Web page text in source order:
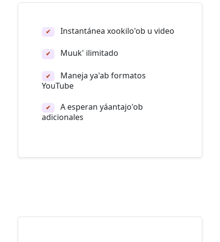
✔ Instantánea xookilo'ob u video
✔ Muuk' ilimitado
✔
Maneja ya'ab formatos
YouTube
✔
A esperan yáantajo'ob
adicionales